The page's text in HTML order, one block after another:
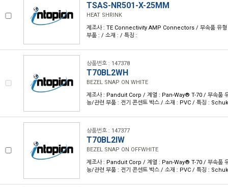
TSAS-NR501-X-25MM
HEAT SHRINK
제조사 : TE Connectivity AMP Connectors / 부속품 유형
부품 : / 소재 : / 특징 :
상품번호 : 147378
T70BL2WH
BEZEL SNAP ON WHITE
제조사 : Panduit Corp / 계열 : Pan-Way® T-70 / 부속품
능/관련 부품 : 전기 콘센트 박스 / 소재 : PVC / 특징 :
상품번호 : 147377
T70BL2IW
BEZEL SNAP ON OFFWHITE
제조사 : Panduit Corp / 계열 : Pan-Way® T-70 / 부속품
능/관련 부품 : 전기 콘센트 박스 / 소재 : PVC / 특징 :